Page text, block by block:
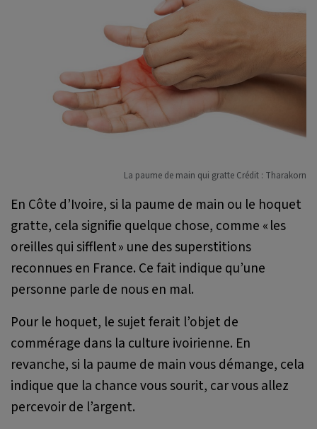
La paume de main qui gratte Crédit : Tharakorn
En Côte d’Ivoire, si la paume de main ou le hoquet
gratte, cela signifie quelque chose, comme « les
oreilles qui sifflent » une des superstitions
reconnues en France. Ce fait indique qu’une
personne parle de nous en mal.
Pour le hoquet, le sujet ferait l’objet de
commérage dans la culture ivoirienne. En
revanche, si la paume de main vous démange, cela
indique que la chance vous sourit, car vous allez
percevoir de l’argent.